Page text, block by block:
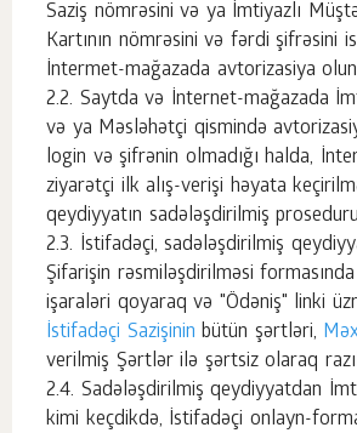
Saziş nömrəsini və ya İmtiyazlı
Kartının nömrəsini və fərdi şifrəsini
İntermet-mağazada avtorizasiya
Saytda və İnternet-mağazada
və ya Məsləhətçi qismində
login və şifrənin olmadığı halda,
ziyarətçi ilk alış-verişi həyata
qeydiyyatın sadələşdirilmiş
İstifadəçi, sadələşdirilmiş
Şifarişin rəsmiləşdirilməsi
işaraləri qoyaraq və "Ödəniş" linki
İstifadəçi Sazişinin bütün şərtləri,
verilmiş Şərtlər ilə şərtsiz olaraq
Sadələşdirilmiş qeydiyyatdan
kimi keçdikdə, İstifadəçi onlayn-